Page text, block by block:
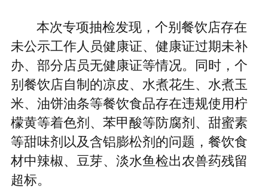
本次专项抽检发现，个别餐饮店存在
未公示工作人员健康证、健康证过期未补
办、部分店员无健康证等情况。同时，个
别餐饮店自制的凉皮、水煮花生、水煮玉
米、油饼油条等餐饮食品存在违规使用柠
檬黄等着色剂、苯甲酸等防腐剂、甜蜜素
等甜味剂以及含铝膨松剂的问题，餐饮食
材中辣椒、豆芽、淡水鱼检出农兽药残留
超标。